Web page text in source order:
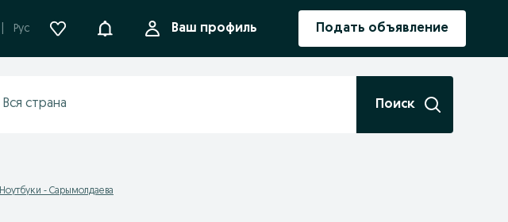
Рус УведомленияВаш профиль Подать объявление
Поиск
Ноутбуки - Сарымолдаева